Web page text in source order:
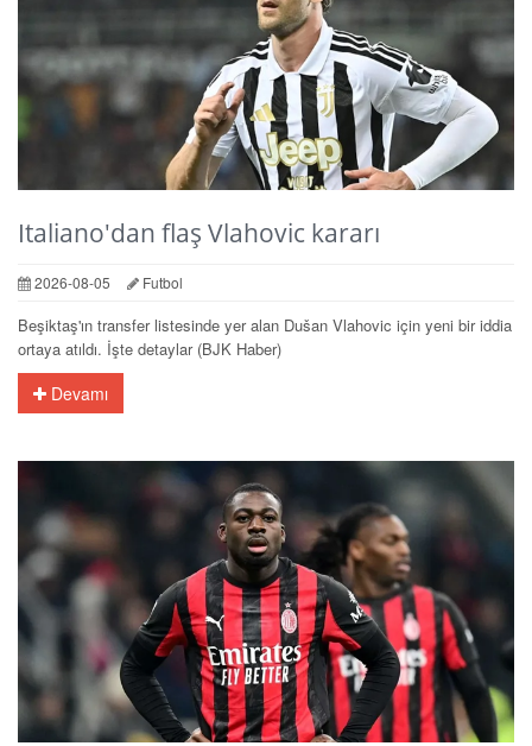
Italiano'dan flaş Vlahovic kararı
2026-08-05 Futbol
Beşiktaş'ın transfer listesinde yer alan Dušan Vlahovic için yeni bir iddia
ortaya atıldı. İşte detaylar (BJK Haber)
Devamı